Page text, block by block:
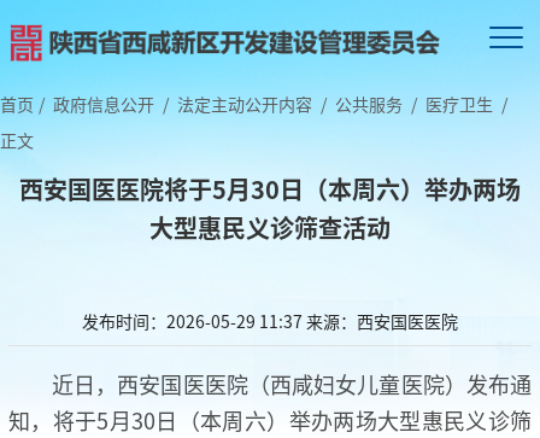
首页 / 政府信息公开 / 法定主动公开内容 / 公共服务 / 医疗卫生 /
正文
西安国医医院将于5月30日（本周六）举办两场
大型惠民义诊筛查活动
发布时间：2026-05-29 11:37 来源：西安国医医院
近日，西安国医医院（西咸妇女儿童医院）发布通
知，将于5月30日（本周六）举办两场大型惠民义诊筛